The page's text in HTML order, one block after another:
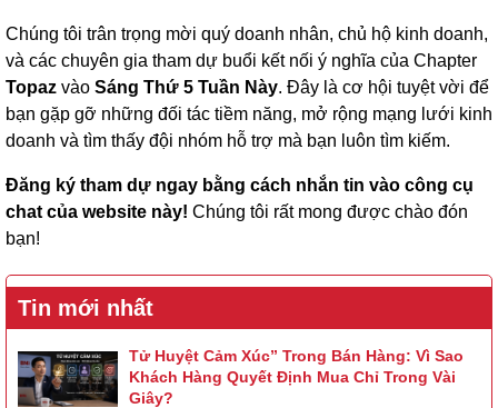
Chúng tôi trân trọng mời quý doanh nhân, chủ hộ kinh doanh,
và các chuyên gia tham dự buổi kết nối ý nghĩa của Chapter
Topaz vào Sáng Thứ 5 Tuần Này. Đây là cơ hội tuyệt vời để
bạn gặp gỡ những đối tác tiềm năng, mở rộng mạng lưới kinh
doanh và tìm thấy đội nhóm hỗ trợ mà bạn luôn tìm kiếm.
Đăng ký tham dự ngay bằng cách nhắn tin vào công cụ
chat của website này! Chúng tôi rất mong được chào đón
bạn!
Tin mới nhất
Tử Huyệt Cảm Xúc” Trong Bán Hàng: Vì Sao
Khách Hàng Quyết Định Mua Chỉ Trong Vài
Giây?